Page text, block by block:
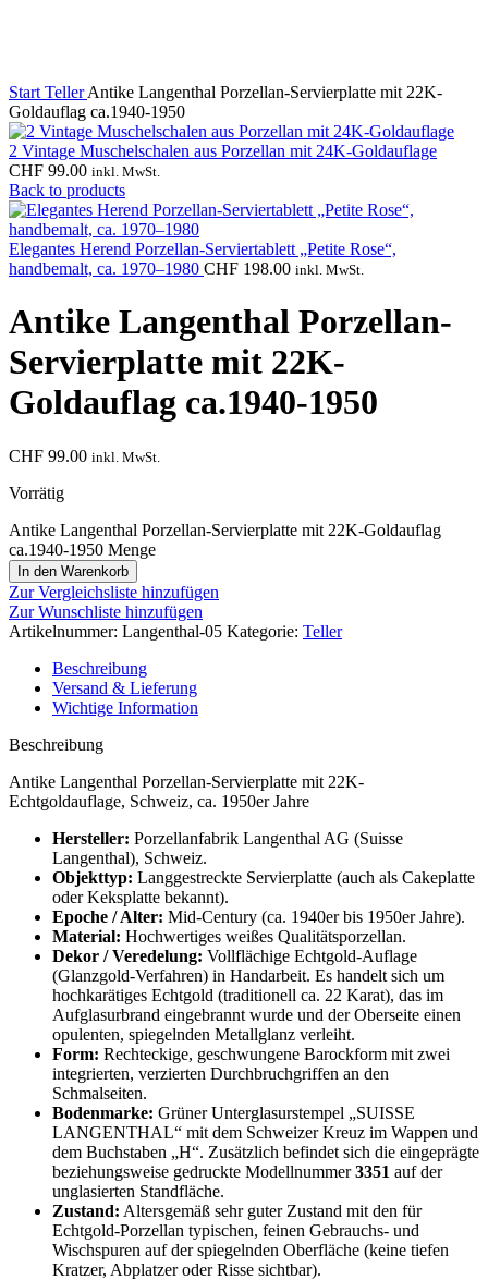
Start TellerAntike Langenthal Porzellan-Servierplatte mit 22K-
Goldauflag ca.1940-1950
2 Vintage Muschelschalen aus Porzellan mit 24K-Goldauflage
CHF 99.00 inkl. MwSt.
Back to products
Elegantes Herend Porzellan-Serviertablett „Petite Rose“,
handbemalt, ca. 1970–1980 CHF 198.00 inkl. MwSt.
Antike Langenthal Porzellan-
Servierplatte mit 22K-
Goldauflag ca.1940-1950
CHF 99.00 inkl. MwSt.
Vorrätig
Antike Langenthal Porzellan-Servierplatte mit 22K-Goldauflag
ca.1940-1950 Menge
In den Warenkorb
Zur Vergleichsliste hinzufügen
Zur Wunschliste hinzufügen
Artikelnummer: Langenthal-05 Kategorie: Teller
Beschreibung
Versand & Lieferung
Wichtige Information
Beschreibung
Antike Langenthal Porzellan-Servierplatte mit 22K-
Echtgoldauflage, Schweiz, ca. 1950er Jahre
Hersteller: Porzellanfabrik Langenthal AG (Suisse
Langenthal), Schweiz.
Objekttyp: Langgestreckte Servierplatte (auch als Cakeplatte
oder Keksplatte bekannt).
Epoche / Alter: Mid-Century (ca. 1940er bis 1950er Jahre).
Material: Hochwertiges weißes Qualitätsporzellan.
Dekor / Veredelung: Vollflächige Echtgold-Auflage
(Glanzgold-Verfahren) in Handarbeit. Es handelt sich um
hochkarätiges Echtgold (traditionell ca. 22 Karat), das im
Aufglasurbrand eingebrannt wurde und der Oberseite einen
opulenten, spiegelnden Metallglanz verleiht.
Form: Rechteckige, geschwungene Barockform mit zwei
integrierten, verzierten Durchbruchgriffen an den
Schmalseiten.
Bodenmarke: Grüner Unterglasurstempel „SUISSE
LANGENTHAL“ mit dem Schweizer Kreuz im Wappen und
dem Buchstaben „H“. Zusätzlich befindet sich die eingeprägte
beziehungsweise gedruckte Modellnummer3351 auf der
unglasierten Standfläche.
Zustand: Altersgemäß sehr guter Zustand mit den für
Echtgold-Porzellan typischen, feinen Gebrauchs- und
Wischspuren auf der spiegelnden Oberfläche (keine tiefen
Kratzer, Abplatzer oder Risse sichtbar).